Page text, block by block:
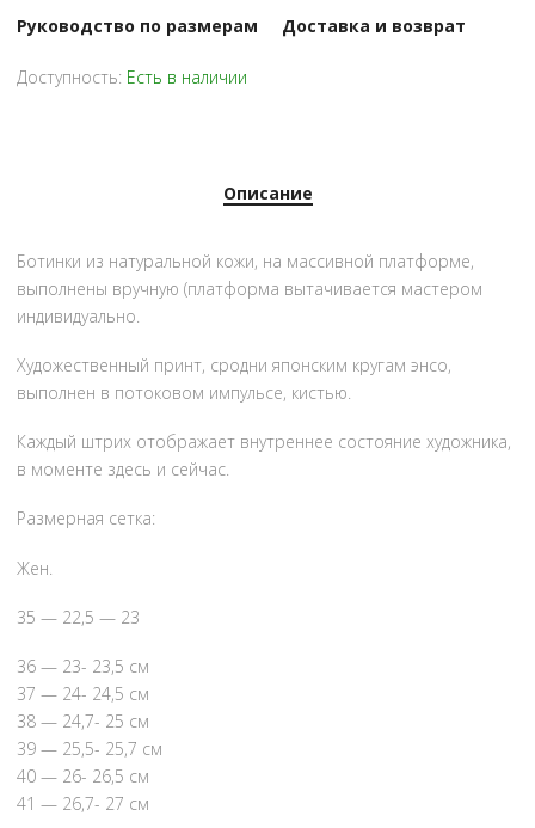
Руководство по размерам Доставка и возврат
Доступность: Есть в наличии
Описание
Ботинки из натуральной кожи, на массивной платформе,
выполнены вручную (платформа вытачивается мастером
индивидуально.
Художественный принт, сродни японским кругам энсо,
выполнен в потоковом импульсе, кистью.
Каждый штрих отображает внутреннее состояние художника,
в моменте здесь и сейчас.
Размерная сетка:
Жен.
35 — 22,5 — 23
36 — 23- 23,5 см
37 — 24- 24,5 см
38 — 24,7- 25 см
39 — 25,5- 25,7 см
40 — 26- 26,5 см
41 — 26,7- 27 см